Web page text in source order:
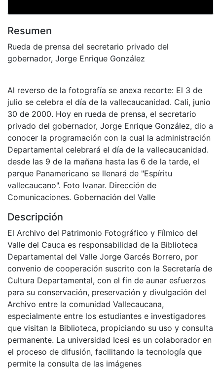
Resumen
Rueda de prensa del secretario privado del
gobernador, Jorge Enrique González
Al reverso de la fotografía se anexa recorte: El 3 de
julio se celebra el día de la vallecaucanidad. Cali, junio
30 de 2000. Hoy en rueda de prensa, el secretario
privado del gobernador, Jorge Enrique González, dio a
conocer la programación con la cual la administración
Departamental celebrará el día de la vallecaucanidad.
desde las 9 de la mañana hasta las 6 de la tarde, el
parque Panamericano se llenará de "Espíritu
vallecaucano". Foto Ivanar. Dirección de
Comunicaciones. Gobernación del Valle
Descripción
El Archivo del Patrimonio Fotográfico y Fílmico del
Valle del Cauca es responsabilidad de la Biblioteca
Departamental del Valle Jorge Garcés Borrero, por
convenio de cooperación suscrito con la Secretaría de
Cultura Departamental, con el fin de aunar esfuerzos
para su conservación, preservación y divulgación del
Archivo entre la comunidad Vallecaucana,
especialmente entre los estudiantes e investigadores
que visitan la Biblioteca, propiciando su uso y consulta
permanente. La universidad Icesi es un colaborador en
el proceso de difusión, facilitando la tecnología que
permite la consulta de las imágenes